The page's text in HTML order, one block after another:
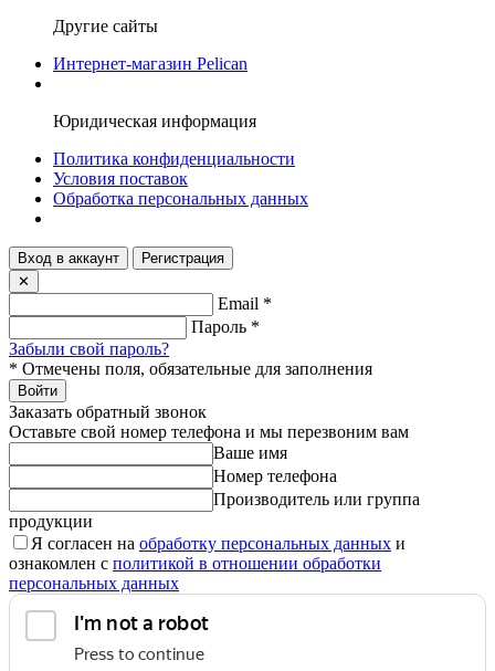
Другие сайты
Интернет-магазин Pelican
Юридическая информация
Политика конфиденциальности
Условия поставок
Обработка персональных данных
Вход в аккаунт
Регистрация
✕
Email *
Пароль *
Забыли свой пароль?
* Отмечены поля, обязательные для заполнения
Войти
Заказать обратный звонок
Оставьте свой номер телефона и мы перезвоним вам
Ваше имя
Номер телефона
Производитель или группа
продукции
Я согласен на обработку персональных данных и
ознакомлен с политикой в отношении обработки
персональных данных